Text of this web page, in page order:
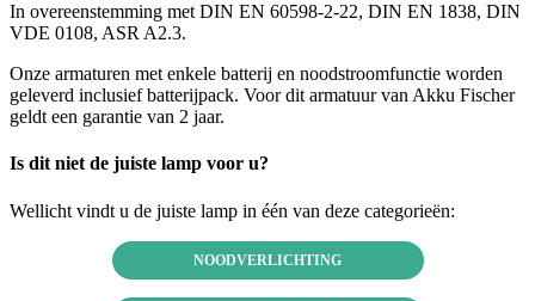
In overeenstemming met DIN EN 60598-2-22, DIN EN 1838, DIN
VDE 0108, ASR A2.3.
Onze armaturen met enkele batterij en noodstroomfunctie worden
geleverd inclusief batterijpack. Voor dit armatuur van Akku Fischer
geldt een garantie van 2 jaar.
Is dit niet de juiste lamp voor u?
Wellicht vindt u de juiste lamp in één van deze categorieën:
NOODVERLICHTING